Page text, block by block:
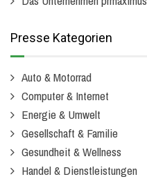
Presse Kategorien
Auto & Motorrad
Computer & Internet
Energie & Umwelt
Gesellschaft & Familie
Gesundheit & Wellness
Handel & Dienstleistungen